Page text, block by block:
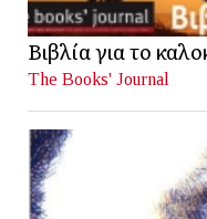
Βιβλία για το
The Books' Journal